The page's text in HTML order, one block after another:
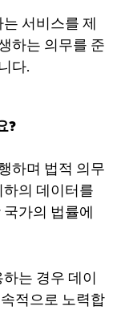
서비스를 제
하는 의무를 준
다.
?
하며 법적 의무
의 데이터를
가의 법률에
는 경우 데이
적으로 노력합